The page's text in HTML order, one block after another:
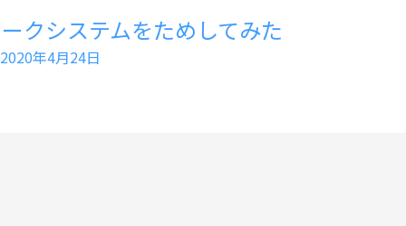
クシステムをためしてみた
2020年4月24日